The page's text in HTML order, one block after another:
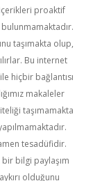
proaktif
taşımakta olup,
Bu internet
hiçbir bağlantısı
makaleler
taşımamakta
tesadüfidir.
bilgi paylaşım
olduğunu